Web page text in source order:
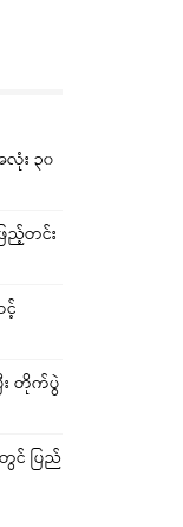
း ၃၀
ည့်တင်း
း တိုက်ပွဲ
င် ပြည်